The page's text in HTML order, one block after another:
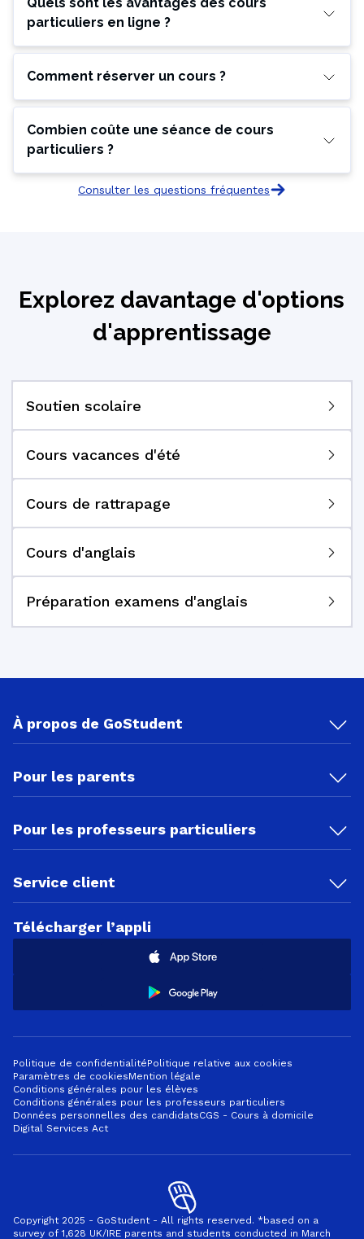
particuliers en ligne ?
Comment réserver un cours ?
Combien coûte une séance de cours
particuliers ?
Consulter les questions fréquentes
Explorez davantage d'options
d'apprentissage
Soutien scolaire
Cours vacances d'été
Cours de rattrapage
Cours d'anglais
Préparation examens d'anglais
À propos de GoStudent
Pour les parents
Pour les professeurs particuliers
Service client
Télécharger l’appli
Politique de confidentialitéPolitique relative aux cookies
Paramètres de cookiesMention légale
Conditions générales pour les élèves
Conditions générales pour les professeurs particuliers
Données personnelles des candidatsCGS - Cours à domicile
Digital Services Act
Copyright 2025 - GoStudent - All rights reserved. *based on a
survey of 1,628 UK/IRE parents and students conducted in March